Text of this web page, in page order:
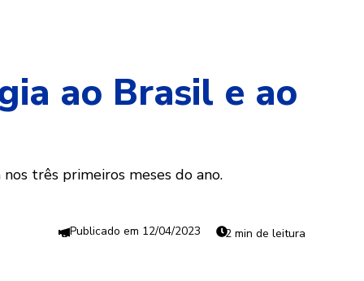
ao Brasil e ao
três primeiros meses do ano.
12/04/2023 2 min de leitura